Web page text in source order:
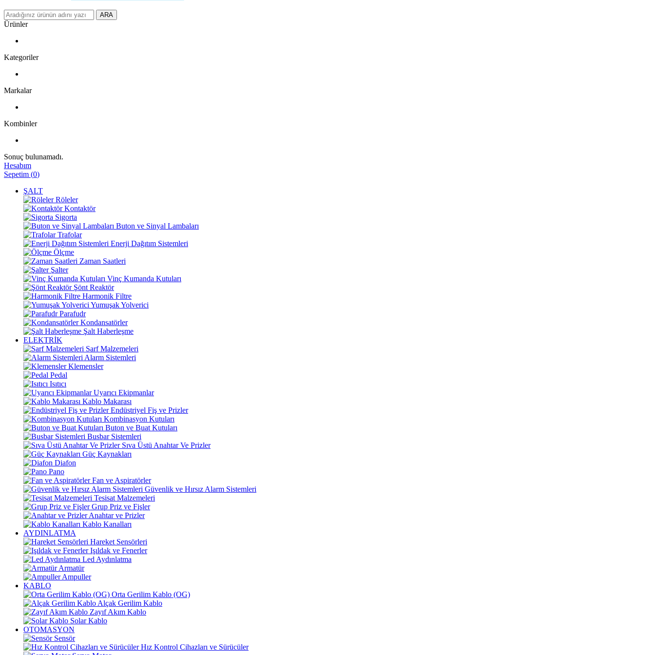
ARA
Ürünler
Kategoriler
Markalar
Kombinler
Sonuç bulunamadı.
Hesabım
Sepetim (0)
ŞALT
Röleler
Kontaktör
Sigorta
Buton ve Sinyal Lambaları
Trafolar
Enerji Dağıtım Sistemleri
Ölçme
Zaman Saatleri
Şalter
Vinç Kumanda Kutuları
Şönt Reaktör
Harmonik Filtre
Yumuşak Yolverici
Parafudr
Kondansatörler
Şalt Haberleşme
ELEKTRİK
Sarf Malzemeleri
Alarm Sistemleri
Klemensler
Pedal
Isıtıcı
Uyarıcı Ekipmanlar
Kablo Makarası
Endüstriyel Fiş ve Prizler
Kombinasyon Kutuları
Buton ve Buat Kutuları
Busbar Sistemleri
Sıva Üstü Anahtar Ve Prizler
Güç Kaynakları
Diafon
Pano
Fan ve Aspiratörler
Güvenlik ve Hırsız Alarm Sistemleri
Tesisat Malzemeleri
Grup Priz ve Fişler
Anahtar ve Prizler
Kablo Kanalları
AYDINLATMA
Hareket Sensörleri
Işıldak ve Fenerler
Led Aydınlatma
Armatür
Ampuller
KABLO
Orta Gerilim Kablo (OG)
Alçak Gerilim Kablo
Zayıf Akım Kablo
Solar Kablo
OTOMASYON
Sensör
Hız Kontrol Cihazları ve Sürücüler